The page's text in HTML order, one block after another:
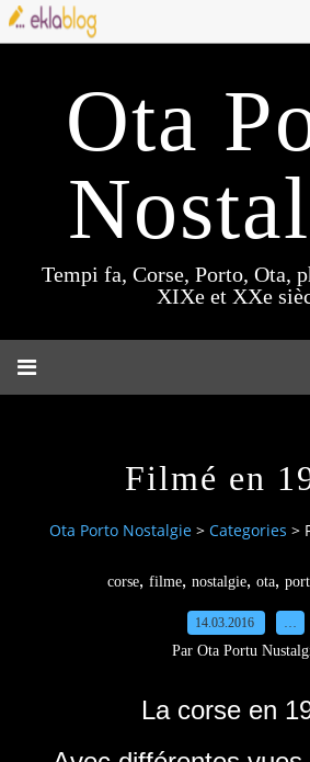
Ota
Tempi fa, Corse, Porto, Ota,
XIXe et XXe
Filmé en
Ota Porto Nostalgie > Categories >
corse, filme, nostalgie, ota, port
14.03.2016
Par Ota Portu
La corse en